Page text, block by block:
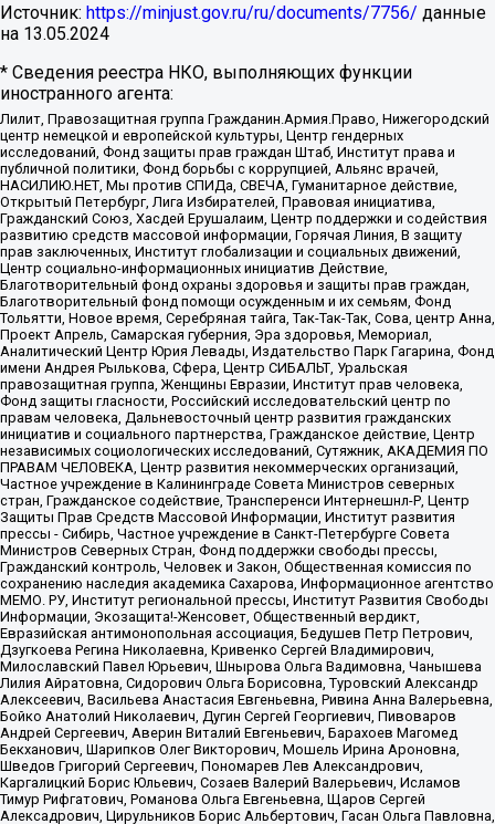
Источник: https://minjust.gov.ru/ru/documents/7756/ данные
на 13.05.2024
* Сведения реестра НКО, выполняющих функции
иностранного агента:
Лилит, Правозащитная группа Гражданин.Армия.Право, Нижегородский
центр немецкой и европейской культуры, Центр гендерных
исследований, Фонд защиты прав граждан Штаб, Институт права и
публичной политики, Фонд борьбы с коррупцией, Альянс врачей,
НАСИЛИЮ.НЕТ, Мы против СПИДа, СВЕЧА, Гуманитарное действие,
Открытый Петербург, Лига Избирателей, Правовая инициатива,
Гражданский Союз, Хасдей Ерушалаим, Центр поддержки и содействия
развитию средств массовой информации, Горячая Линия, В защиту
прав заключенных, Институт глобализации и социальных движений,
Центр социально-информационных инициатив Действие,
Благотворительный фонд охраны здоровья и защиты прав граждан,
Благотворительный фонд помощи осужденным и их семьям, Фонд
Тольятти, Новое время, Серебряная тайга, Так-Так-Так, Сова, центр Анна,
Проект Апрель, Самарская губерния, Эра здоровья, Мемориал,
Аналитический Центр Юрия Левады, Издательство Парк Гагарина, Фонд
имени Андрея Рылькова, Сфера, Центр СИБАЛЬТ, Уральская
правозащитная группа, Женщины Евразии, Институт прав человека,
Фонд защиты гласности, Российский исследовательский центр по
правам человека, Дальневосточный центр развития гражданских
инициатив и социального партнерства, Гражданское действие, Центр
независимых социологических исследований, Сутяжник, АКАДЕМИЯ ПО
ПРАВАМ ЧЕЛОВЕКА, Центр развития некоммерческих организаций,
Частное учреждение в Калининграде Совета Министров северных
стран, Гражданское содействие, Трансперенси Интернешнл-Р, Центр
Защиты Прав Средств Массовой Информации, Институт развития
прессы - Сибирь, Частное учреждение в Санкт-Петербурге Совета
Министров Северных Стран, Фонд поддержки свободы прессы,
Гражданский контроль, Человек и Закон, Общественная комиссия по
сохранению наследия академика Сахарова, Информационное агентство
МЕМО. РУ, Институт региональной прессы, Институт Развития Свободы
Информации, Экозащита!-Женсовет, Общественный вердикт,
Евразийская антимонопольная ассоциация, Бедушев Петр Петрович,
Дзугкоева Регина Николаевна, Кривенко Сергей Владимирович,
Милославский Павел Юрьевич, Шнырова Ольга Вадимовна, Чанышева
Лилия Айратовна, Сидорович Ольга Борисовна, Туровский Александр
Алексеевич, Васильева Анастасия Евгеньевна, Ривина Анна Валерьевна,
Бойко Анатолий Николаевич, Дугин Сергей Георгиевич, Пивоваров
Андрей Сергеевич, Аверин Виталий Евгеньевич, Барахоев Магомед
Бекханович, Шарипков Олег Викторович, Мошель Ирина Ароновна,
Шведов Григорий Сергеевич, Пономарев Лев Александрович,
Каргалицкий Борис Юльевич, Созаев Валерий Валерьевич, Исламов
Тимур Рифгатович, Романова Ольга Евгеньевна, Щаров Сергей
Алексадрович, Цирульников Борис Альбертович, Гасан Ольга Павловна,